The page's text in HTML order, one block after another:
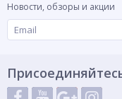
Новости, обзоры и акции